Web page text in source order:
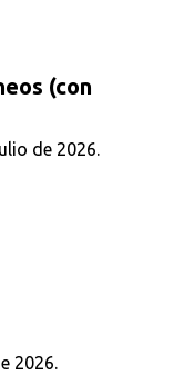
(con
de 2026.
2026.